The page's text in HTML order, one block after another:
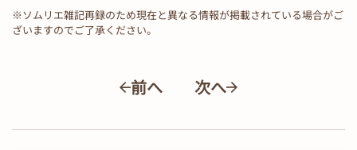
※ソムリエ雑記再録のため現在と異なる情報が掲載されている場合がご
ざいますのでご了承ください。
前へ 次へ